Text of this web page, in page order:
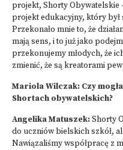
projekt, Shorty Obywatelskie
projekt edukacyjny, który
Przekonało mnie to, że
mają sens, i to już jako
przekonujemy młodych, że
zmienić, że są kreatorami
Mariola Wilczak: Czy
Shortach obywatelskich?
Angelika Matuszek:Shorty
do uczniów bielskich szkół,
Nawiązaliśmy współpracę z